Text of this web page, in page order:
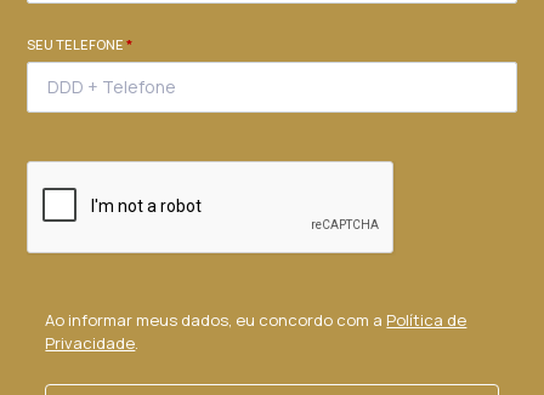
SEU TELEFONE*
Ao informar meus dados, eu concordo com a Política de
Privacidade.